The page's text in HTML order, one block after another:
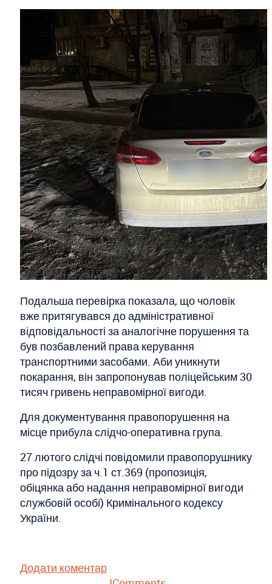
Подальша перевірка показала, що чоловік
вже притягувався до адміністративної
відповідальності за аналогічне порушення та
був позбавлений права керування
транспортними засобами. Аби уникнути
покарання, він запропонував поліцейським 30
тисяч гривень неправомірної вигоди.
Для документування правопорушення на
місце прибула слідчо-оперативна група.
27 лютого слідчі повідомили правопорушнику
про підозру за ч.1 ст.369 (пропозиція,
обіцянка або надання неправомірної вигоди
службовій особі) Кримінального кодексу
України.
Додати коментар